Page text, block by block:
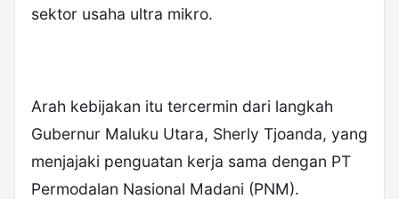
sektor usaha ultra mikro.
Arah kebijakan itu tercermin dari langkah
Gubernur Maluku Utara, Sherly Tjoanda, yang
menjajaki penguatan kerja sama dengan PT
Permodalan Nasional Madani (PNM).